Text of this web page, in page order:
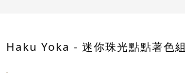
Haku Yoka - 迷你珠光點點著色組